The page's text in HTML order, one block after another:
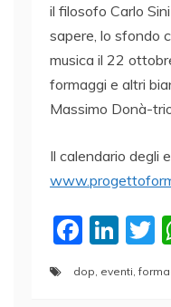
il filosofo Carlo
sapere, lo sfondo
musica il 22
formaggi e altri
Massimo Donà-
Il calendario degli
F
c
Li
n
k
dop eventi ,